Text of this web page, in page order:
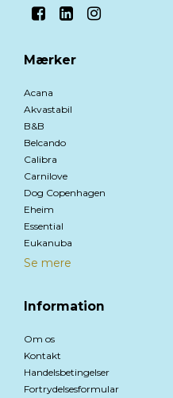
Mærker
Acana
Akvastabil
B&B
Belcando
Calibra
Carnilove
Dog Copenhagen
Eheim
Essential
Eukanuba
Se mere
Information
Om os
Kontakt
Handelsbetingelser
Fortrydelsesformular